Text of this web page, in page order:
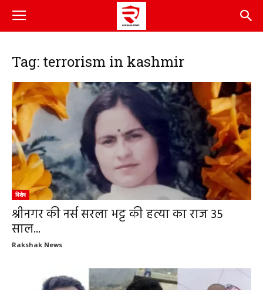
Tag: terrorism in kashmir
विशेष
श्रीनगर की नर्स सरला भट्ट की हत्या का राज 35
साल...
Rakshak News